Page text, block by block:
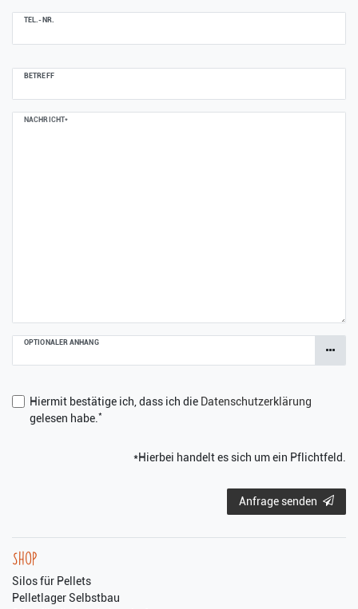
TEL.-NR.
BETREFF
NACHRICHT*
OPTIONALER ANHANG
Hiermit bestätige ich, dass ich die Daten­schutz­erklärung
gelesen habe. *
*Hierbei handelt es sich um ein Pflichtfeld.
Anfrage senden
Shop
Silos für Pellets
Pelletlager Selbstbau